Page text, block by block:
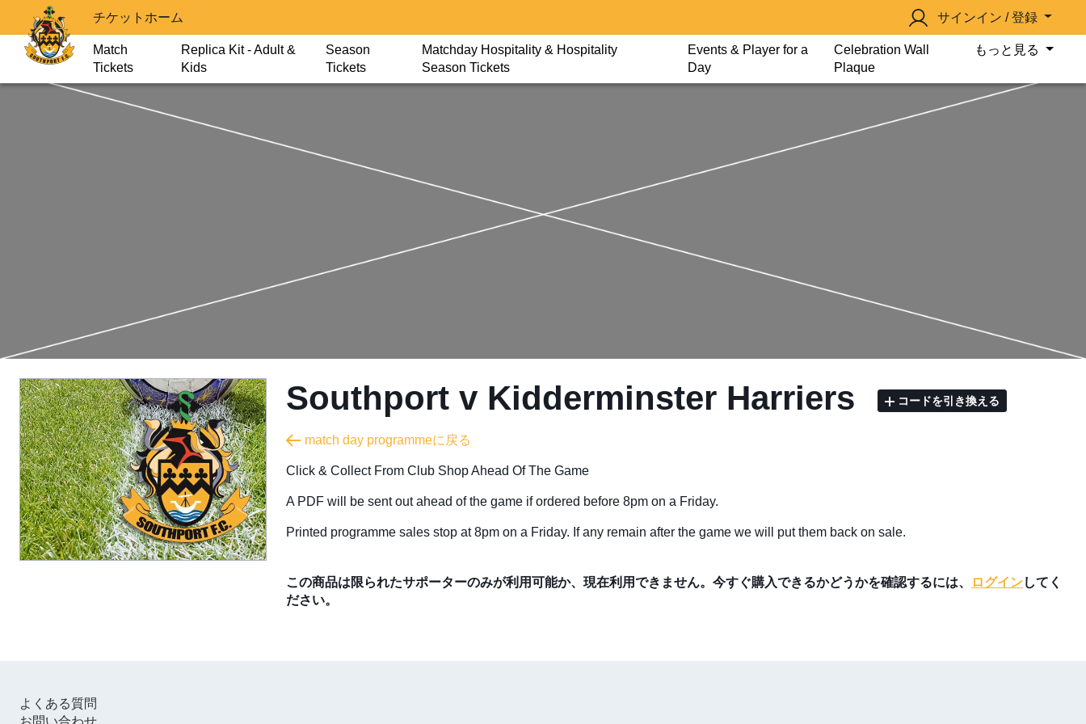
チケットホーム サインイン / 登録
Match
Tickets
Replica Kit - Adult &
Kids
Season
Tickets
Matchday Hospitality & Hospitality
Season Tickets
Events & Player for a
Day
Celebration Wall
Plaque
もっと見る
Southport v Kidderminster Harriers コードを引き換える
match day programmeに戻る
Click & Collect From Club Shop Ahead Of The Game
A PDF will be sent out ahead of the game if ordered before 8pm on a Friday.
Printed programme sales stop at 8pm on a Friday. If any remain after the game we will put them back on sale.
この商品は限られたサポーターのみが利用可能か、現在利用できません。今すぐ購入できるかどうかを確認するには、 ログインしてく
ださい。
よくある質問
お問い合わせ